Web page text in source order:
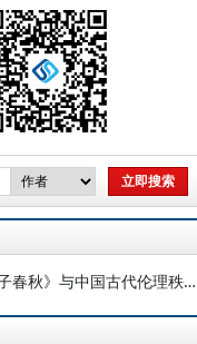
刘晓川：《晏子春秋》与中国古代伦理秩序